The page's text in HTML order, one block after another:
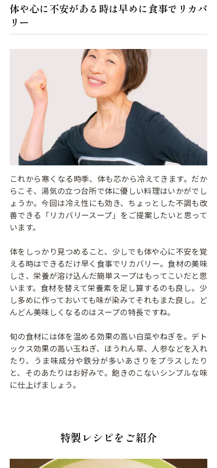
体や心に不安がある時は早めに食事でリカバ
リー
これから寒くなる時季、体も芯から冷えてきます。だか
らこそ、湯気の立つ台所で体に優しい料理はいかがでし
ょうか。今回は冷え性にも効き、ちょっとした不調も改
善できる「リカバリースープ」をご提案したいと思って
います。
体をしっかり見つめること、少しでも体や心に不安を覚
える時はできるだけ早く食事でリカバリー。食材の美味
しさ、栄養が溶け込んだ簡単スープはもってこいだと思
います。食材を替えて栄養素を足し算するのも良し。少
し多めに作っておいても味が染みてそれもまた良し。ど
んどん美味しくなるのはスープの特長ですね。
旬の食材には体を温める効果の高い白菜やねぎを。デト
ックス効果の高い玉ねぎ、ほうれん草、人参などを入れ
たり、うま味成分や鉄分が多いあさりをプラスしたり
と、そのあたりはお好みで。飽きのこないシンプルな味
に仕上げましょう。
特製レシピをご紹介